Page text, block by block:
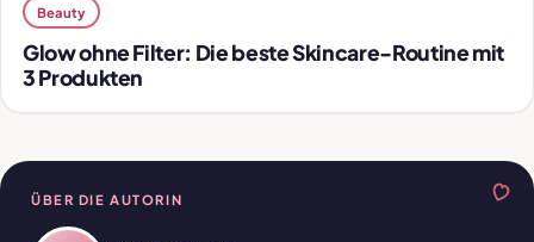
Beauty
Glow ohne Filter: Die beste Skincare-Routine mit
3 Produkten
ÜBER DIE AUTORIN